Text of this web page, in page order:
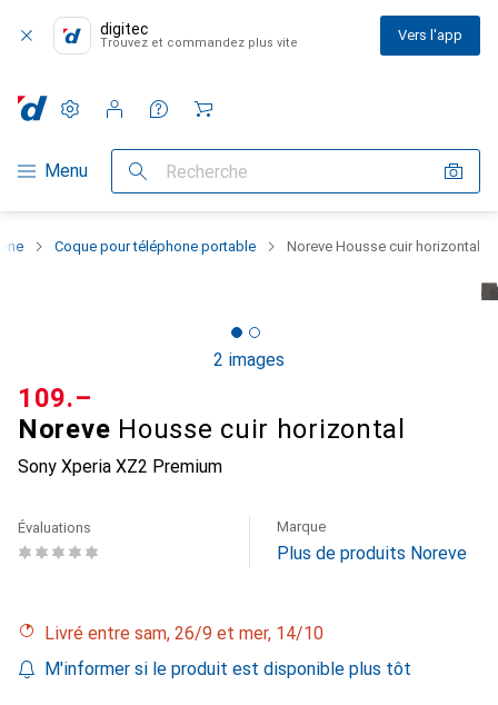
digitec
Trouvez et commandez plus vite Vers l'app
Navigation par catégorie
Menu Recherche
Paramètres
Compte client
Listes de comparaison
Listes d'envies
Panier
Coque pour téléphone portable Noreve Housse cuir horizontal
2 images
Noreve Housse cuir horizontal
Sony Xperia XZ2 Premium
CHF
109.–
Évaluations Marque
Plus de produits Noreve
Livré entre sam, 26/9 et mer, 14/10
M'informer si le produit est disponible plus tôt